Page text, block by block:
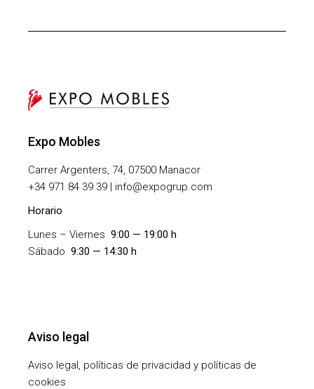
Expo Mobles
Carrer Argenters, 74, 07500 Manacor
+34 971 84 39 39 | info@expogrup.com
Horario
Lunes – Viernes9:00 — 19:00 h
Sábado9:30 — 14:30 h
Aviso legal
Aviso legal, políticas de privacidad y políticas de
cookies